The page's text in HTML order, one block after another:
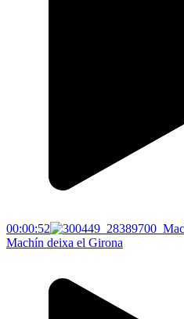
00:00:52
Machín deixa el Girona